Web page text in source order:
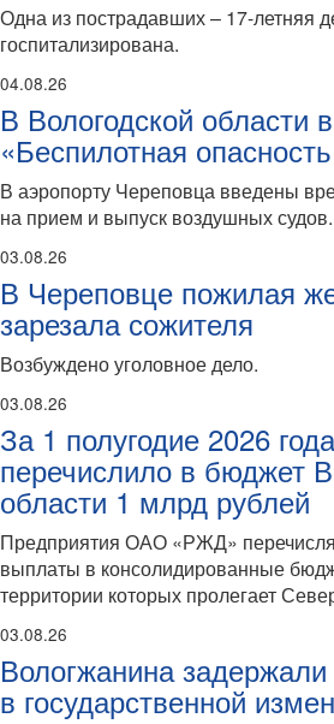
Одна из пострадавших – 17-летняя
госпитализирована.
04.08.26
В Вологодской области
«Беспилотная
В аэропорту Череповца введены
на прием и выпуск воздушных судов.
03.08.26
В Череповце пожилая
зарезала сожителя
Возбуждено уголовное дело.
03.08.26
За 1 полугодие 2026
перечислило в бюджет
области 1 млрд рублей
Предприятия ОАО «РЖД»
выплаты в консолидированные
территории которых пролегает
03.08.26
Вологжанина
в государственной